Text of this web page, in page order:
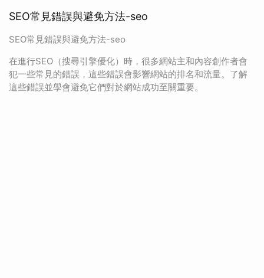
SEO常見錯誤與避免方法-seo
SEO常見錯誤與避免方法-seo
在進行SEO（搜尋引擎優化）時，很多網站主和內容創作者會
犯一些常見的錯誤，這些錯誤會影響網站的排名和流量。了解
這些錯誤並學會避免它們對於網站成功至關重要。